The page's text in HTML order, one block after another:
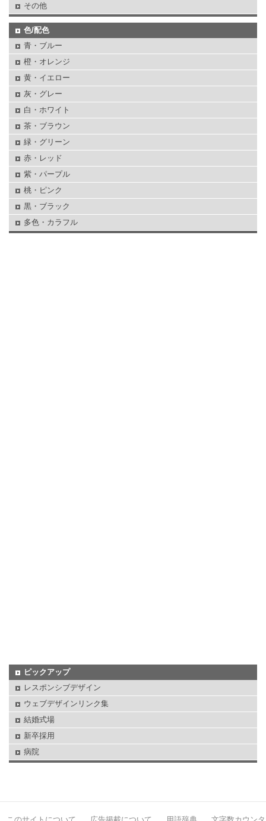
その他
色/配色
青・ブルー
橙・オレンジ
黄・イエロー
灰・グレー
白・ホワイト
茶・ブラウン
緑・グリーン
赤・レッド
紫・パープル
桃・ピンク
黒・ブラック
多色・カラフル
ピックアップ
レスポンシブデザイン
ウェブデザインリンク集
結婚式場
新卒採用
病院